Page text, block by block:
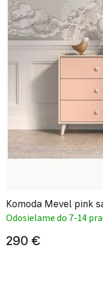
Komoda Mevel pink
Odosielame do 7-14
290 €